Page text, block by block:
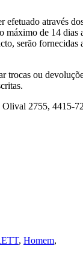
efetuado através
máximo de 14 dias
serão fornecidas
trocas ou
Olival 2755, 4415-
, Homem,